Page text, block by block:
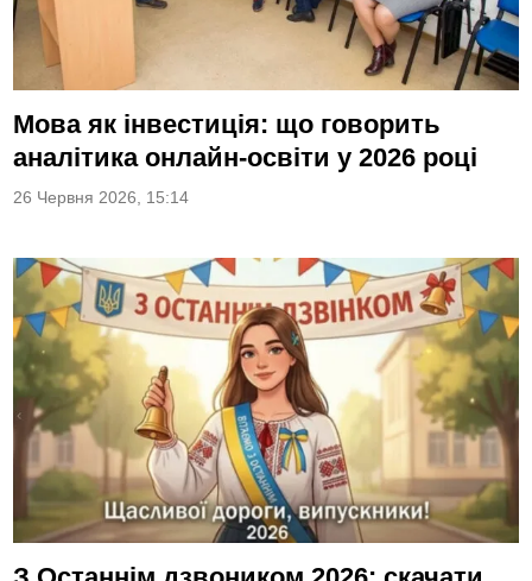
Мова як інвестиція: що говорить
аналітика онлайн-освіти у 2026 році
26 Червня 2026, 15:14